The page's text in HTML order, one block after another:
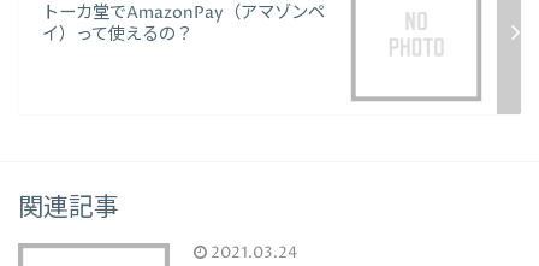
トーカ堂でAmazonPay（アマゾンペ
イ）って使えるの？
関連記事
2021.03.24